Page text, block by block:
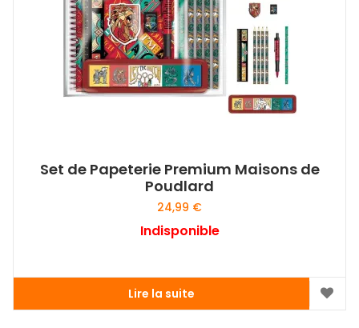
Set de Papeterie Premium Maisons de
Poudlard
24,99 €
Indisponible
Lire la suite